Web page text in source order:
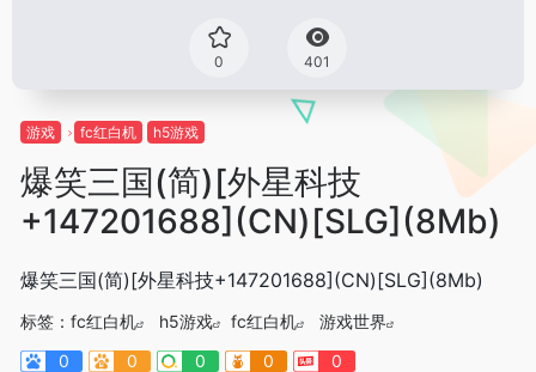
0 401
游戏 fc红白机 h5游戏
爆笑三国(简)[外星科技
+147201688](CN)[SLG](8Mb)
爆笑三国(简)[外星科技+147201688](CN)[SLG](8Mb)
标签： fc红白机 h5游戏 fc红白机
游戏世界
0
0 0 0 0